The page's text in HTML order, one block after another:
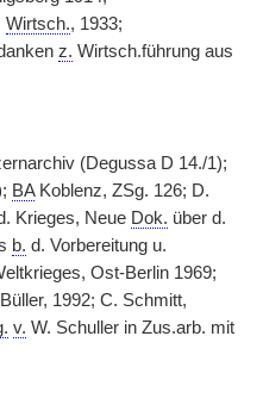
Wirtsch., 1933;
z. Wirtsch.führung aus
(Degussa D 14./1);
BAKoblenz, ZSg. 126; D.
Krieges, Neue Dok. über d.
b. d. Vorbereitung u.
Ost-Berlin 1969;
1992; C. Schmitt,
v. W. Schuller in Zus.arb. mit